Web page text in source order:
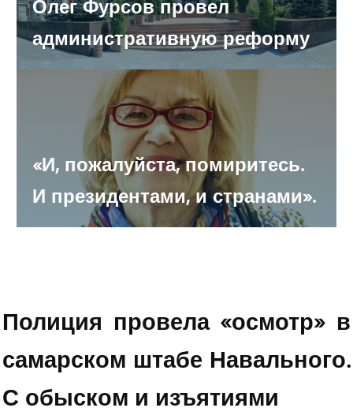
Переназначен управделами губернатора области
Раненого госчиновника Айвара Кинжабаева пока не
планируют перевозить в медучреждения столицы
Самарскому аэропорту «Курумоч» подобрали четыре
варианта второго имени
Двое рабочих погибли на стройке
Олег Фурсов провел
административную реформу
«И, пожалуйста, помиритесь.
И президентами, и странами».
Полиция провела «осмотр» в
самарском штабе Навального.
С обыском и изъятиями